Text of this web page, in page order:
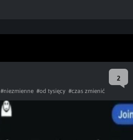
2
#niezmienne #od tysięcy #czas zmienić